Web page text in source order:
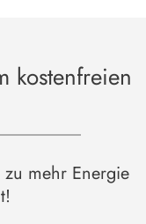
kostenfreien
zu mehr Energie